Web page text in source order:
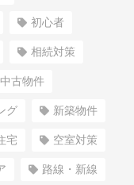
初心者
相続対策
中古物件
グ 新築物件
宅 空室対策
路線・新線